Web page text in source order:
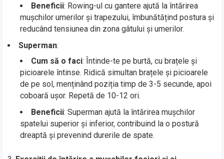
Beneficii: Rowing-ul cu gantere ajută la întărirea
mușchilor umerilor și trapezului, îmbunătățind postura și
reducând tensiunea din zona gâtului și umerilor.
Superman:
Cum să o faci: Întinde-te pe burtă, cu brațele și
picioarele întinse. Ridică simultan brațele și picioarele
de pe sol, menținând poziția timp de 3-5 secunde, apoi
coboară ușor. Repetă de 10-12 ori.
Beneficii: Superman ajută la întărirea mușchilor
spatelui superior și inferior, contribuind la o postură
dreaptă și prevenind durerile de spate.